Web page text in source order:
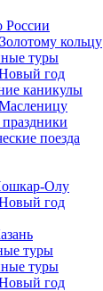
России
кольцу
туры
год
каникулы
поезда
Олу
год
туры
туры
год